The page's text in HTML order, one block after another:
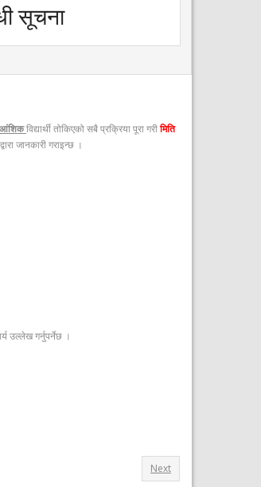
सूचना
आंशिकविद्यार्थी तोकिएको सबै प्रक्रिया पूरा गरीमिति
जानकारी गराइन्छ ।
उल्लेख गर्नुपर्नेछ ।
Next